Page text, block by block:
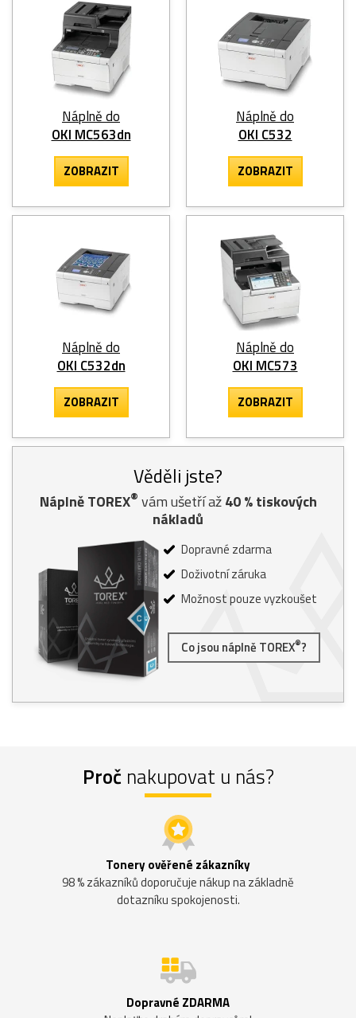
Náplně do
OKI MC563dn
ZOBRAZIT
Náplně do
OKI C532
ZOBRAZIT
Náplně do
OKI C532dn
ZOBRAZIT
Náplně do
OKI MC573
ZOBRAZIT
Věděli jste?
Náplně TOREX® vám ušetří až40% tiskových
nákladů
Dopravné zdarma
Doživotní záruka
Možnost pouze vyzkoušet
Co jsou náplně TOREX®?
Proč nakupovat u nás?
Tonery ověřené zákazníky
98 % zákazníků doporučuje nákup na základně
dotazníku spokojenosti.
Dopravné ZDARMA